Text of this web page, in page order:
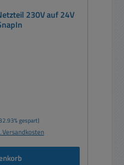
230V auf 24V
gespart)
Versandkosten